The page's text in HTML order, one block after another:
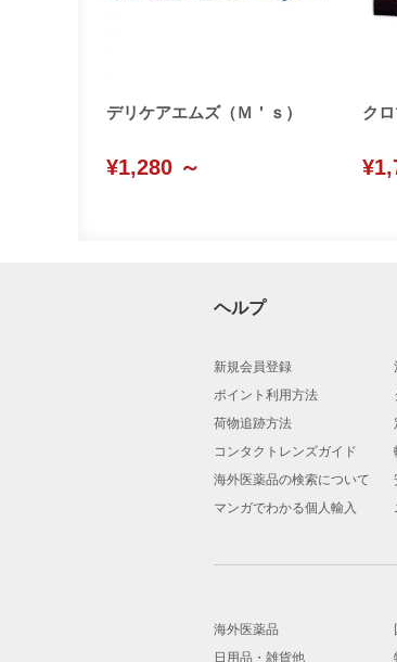
デリケアエムズ（Ｍ＇ｓ）
¥1,280 ～
ク
ヘルプ
新規会員登録
ポイント利用方法
荷物追跡方法
コンタクトレンズガイド
海外医薬品の検索について
マンガでわかる個人輸入
海外医薬品
日用品・雑貨他